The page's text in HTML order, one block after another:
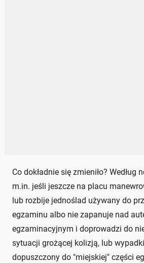
Co dokładnie się zmieniło? Według
m.in. jeśli jeszcze na placu
lub rozbije jednoślad używany do
egzaminu albo nie zapanuje nad
egzaminacyjnym i doprowadzi do
sytuacji grożącej kolizją, lub
dopuszczony do "miejskiej" części